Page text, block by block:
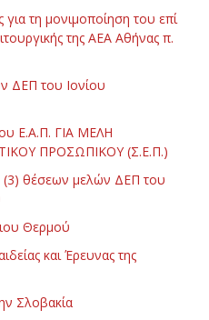
τη μονιμοποίηση του επί
της ΑΕΑ Αθήνας π.
ΔΕΠ του Ιονίου
Ε.Α.Π. ΓΙΑ ΜΕΛΗ
ΠΡΟΣΩΠΙΚΟΥ (Σ.Ε.Π.)
(3) θέσεων μελών ΔΕΠ του
Θερμού
και Έρευνας της
Σλοβακία